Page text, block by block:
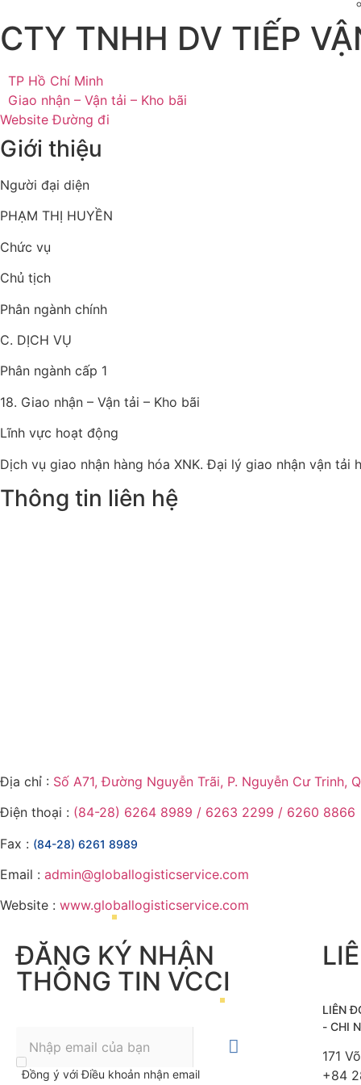
CTY TNHH DV TIẾP
TP Hồ Chí Minh
Giao nhận – Vận tải – Kho bãi
Website Đường đi
Giới thiệu
Người đại diện
PHẠM THỊ HUYỀN
Chức vụ
Chủ tịch
Phân ngành chính
C. DỊCH VỤ
Phân ngành cấp 1
18. Giao nhận – Vận tải – Kho bãi
Lĩnh vực hoạt động
Dịch vụ giao nhận hàng hóa XNK. Đại lý giao nhận vận
Thông tin liên hệ
Địa chỉ : Số A71, Đường Nguyễn Trãi, P. Nguyễn Cư Trinh,
Điện thoại : (84-28) 6264 8989 / 6263 2299 / 6260 8866
Fax : (84-28) 6261 8989
Email : admin@globallogisticservice.com
Website : www.globallogisticservice.com
ĐĂNG KÝ NHẬN
THÔNG TIN VCCI
Đồng ý với Điều khoản nhận email
LIÊN
- CHI
171
+84